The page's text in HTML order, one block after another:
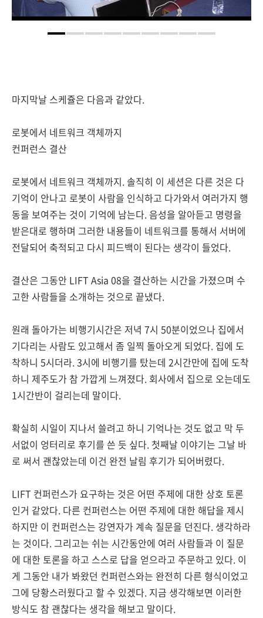
마지막날 스케쥴은 다음과 같았다.
로봇에서 네트워크 객체까지
컨퍼런스 결산
로봇에서 네트워크 객체까지. 솔직히 이 세션은 다른 것은 다
기억이 안나고 로봇이 사람을 인식하고 다가와서 여러가지 행
동을 보여주는 것이 기억에 남는다. 음성을 알아듣고 명령을
받은대로 행하며 그러한 내용들이 네트워크를 통해서 서버에
전달되어 축적되고 다시 피드백이 된다는 생각이 들었다.
결산은 그동안 LIFT Asia 08을 결산하는 시간을 가졌으며 수
고한 사람들을 소개하는 것으로 끝냈다.
원래 돌아가는 비행기시간은 저녁 7시 50분이었으나 집에서
기다리는 사람도 있고해서 좀 일찍 돌아오게 되었다. 집에 도
착하니 5시더라. 3시에 비행기를 탔는데 2시간만에 집에 도착
하니 제주도가 참 가깝게 느껴졌다. 회사에서 집으로 오는데도
1시간반이 걸리는데 말이다.
확실히 시일이 지나서 쓸려고 하니 기억나는 것도 없고 막 두
서없이 엉터리로 후기를 쓴 듯 싶다. 첫째날 이야기는 그날 바
로 써서 괜찮았는데 이건 완전 날림 후기가 되어버렸다.
LIFT 컨퍼런스가 요구하는 것은 어떤 주제에 대한 상호 토론
인거 같았다. 다른 컨퍼런스는 어떤 주제에 대한 해답을 제시
하지만 이 컨퍼런스는 강연자가 계속 질문을 던진다. 생각하라
는 것이다. 그리고는 쉬는 시간동안에 여러 사람들과 이 질문
에 대한 토론을 하고 스스로 답을 얻으라고 주문하고 있다. 이
게 그동안 내가 봐왔던 컨퍼런스와는 완전히 다른 형식이었고
그에 당황스러웠다고 할 수 있겠다. 지금 생각해보면 이러한
방식도 참 괜찮다는 생각을 해보고 말이다.